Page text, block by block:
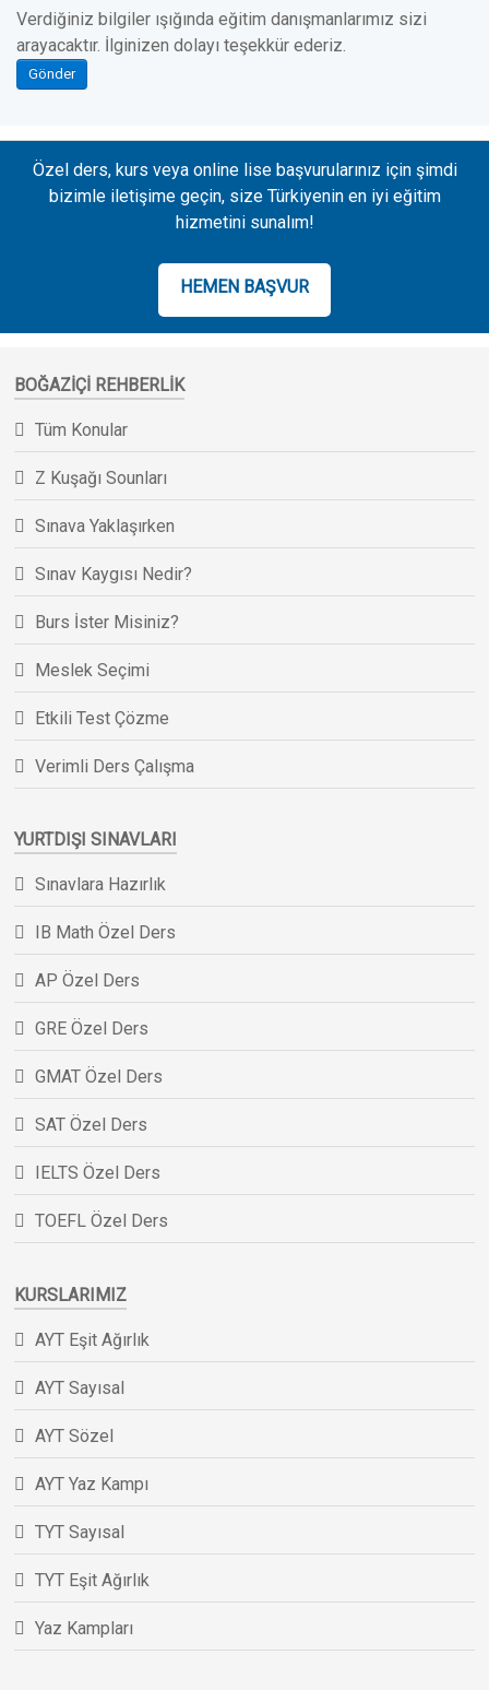
Verdiğiniz bilgiler ışığında eğitim danışmanlarımız sizi
arayacaktır. İlginizen dolayı teşekkür ederiz.
Gönder
Özel ders, kurs veya online lise başvurularınız için şimdi
bizimle iletişime geçin, size Türkiyenin en iyi eğitim
hizmetini sunalım!
HEMEN BAŞVUR
BOĞAZIÇI REHBERLIK
Tüm Konular
Z Kuşağı Sounları
Sınava Yaklaşırken
Sınav Kaygısı Nedir?
Burs İster Misiniz?
Meslek Seçimi
Etkili Test Çözme
Verimli Ders Çalışma
YURTDIŞI SINAVLARI
Sınavlara Hazırlık
IB Math Özel Ders
AP Özel Ders
GRE Özel Ders
GMAT Özel Ders
SAT Özel Ders
IELTS Özel Ders
TOEFL Özel Ders
KURSLARIMIZ
AYT Eşit Ağırlık
AYT Sayısal
AYT Sözel
AYT Yaz Kampı
TYT Sayısal
TYT Eşit Ağırlık
Yaz Kampları